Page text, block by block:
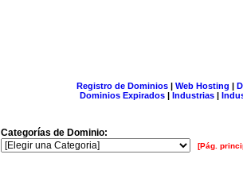
Registro de Dominios| Web Hosting |
Dominios Expirados | Industrias |
Categorías de Dominio:
[Pág.